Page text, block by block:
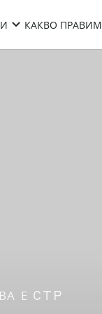
КАКВО ПРАВИМ
Е CTP